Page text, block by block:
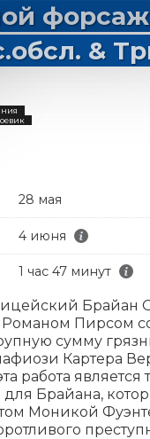
форсаж
&
28 мая
4 июня
1 час 47 минут
Брайан
Пирсом
сумму
Картера
работа является
Брайана,
Моникой